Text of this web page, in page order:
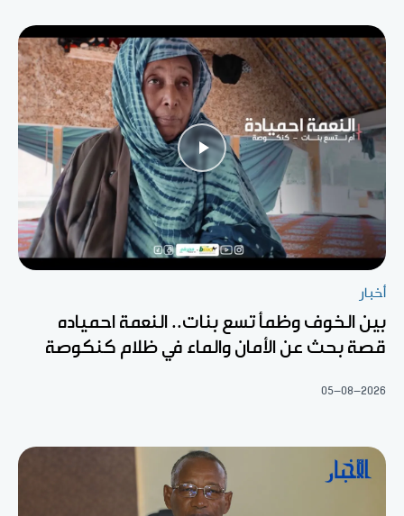
أخبار
بين الخوف وظمأ تسع بنات.. النعمة احمياده
قصة بحث عن الأمان والماء في ظلام كنكوصة
05-08-2026